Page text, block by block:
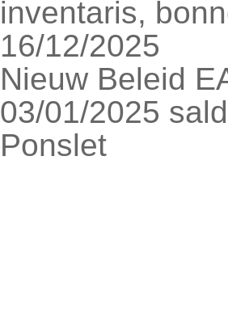
inventaris,
16/12/2025
Nieuw Beleid
03/01/2025
Ponslet